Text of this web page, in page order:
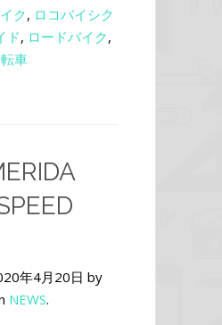
ク, ロコバイシク
ド, ロードバイク,
車
年4月20日 by
NEWS.